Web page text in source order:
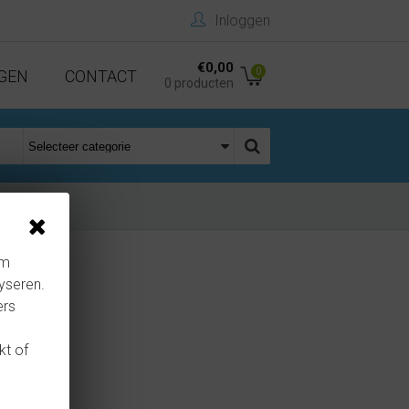
Inloggen
0
€0,00
0 producten
CONTACT
of